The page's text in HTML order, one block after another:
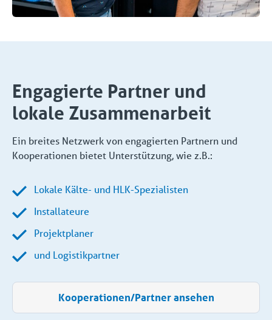
Engagierte Partner und
lokale Zusammenarbeit
Ein breites Netzwerk von engagierten Partnern und
Kooperationen bietet Unterstützung, wie z.B.:
Lokale Kälte- und HLK-Spezialisten
Installateure
Projektplaner
und Logistikpartner
Kooperationen/Partner ansehen